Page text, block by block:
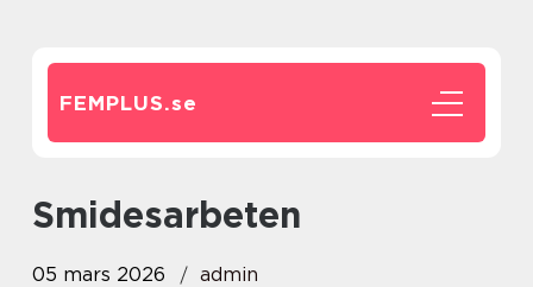
FEMPLUS.se
Smidesarbeten
05 mars 2026 admin